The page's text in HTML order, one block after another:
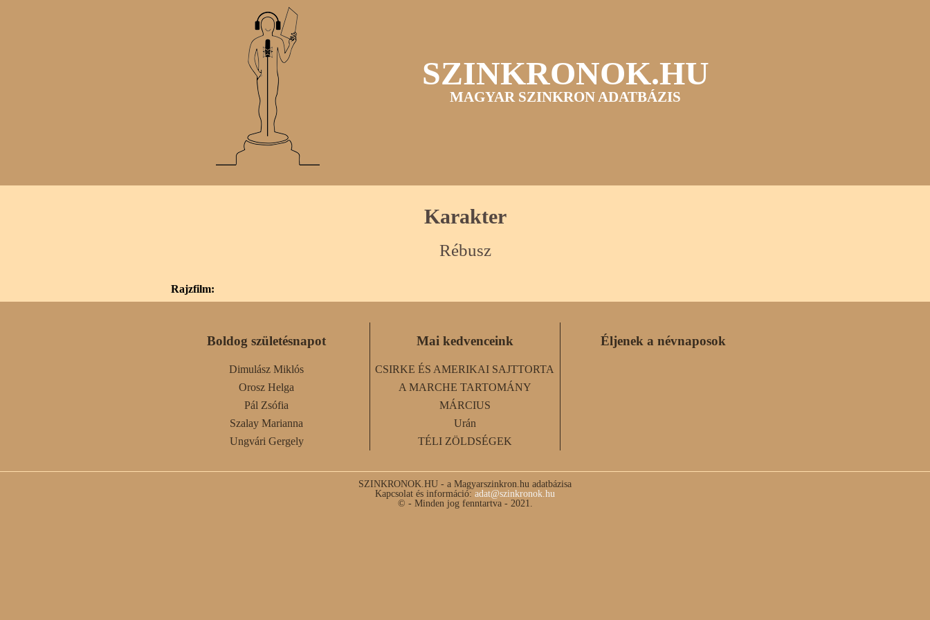
SZINKRONOK.HU
MAGYAR SZINKRON ADATBÁZIS
Karakter
Rébusz
Rajzfilm:
Boldog születésnapot
Dimulász Miklós
Orosz Helga
Pál Zsófia
Szalay Marianna
Ungvári Gergely
Mai kedvenceink
CSIRKE ÉS AMERIKAI SAJTTORTA
A MARCHE TARTOMÁNY
MÁRCIUS
Urán
TÉLI ZÖLDSÉGEK
Éljenek a névnaposok
SZINKRONOK.HU - a Magyarszinkron.hu adatbázisa
Kapcsolat és információ: adat@szinkronok.hu
© - Minden jog fenntartva - 2021.